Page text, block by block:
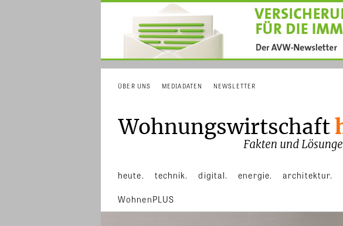
ÜBER UNS MEDIADATEN NEWSLETTER
heute. technik. digital. energie. architektur.
WohnenPLUS